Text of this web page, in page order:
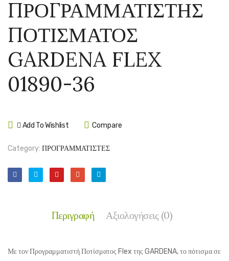
IONIAN
PLASTONA
ΠΡΟΓΡΑΜΜΑΤΙΣΤΗΣ
ΠΟΤΙΣΜΑΤΟΣ
GARDENA FLEX
01890-36
Add To Wishlist Compare
Category: ΠΡΟΓΡΑΜΜΑΤΙΣΤΕΣ
Περιγραφή Αξιολογήσεις (0)
Με τον Προγραμματιστή Ποτίσματος Flex της GARDENA, το πότισμα σε